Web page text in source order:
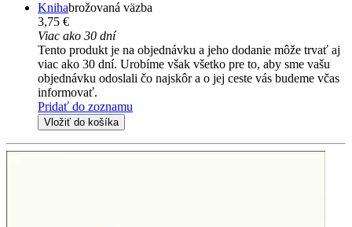
Knihabrožovaná väzba
3,75 €
Viac ako 30 dní
Tento produkt je na objednávku a jeho dodanie môže trvať aj
viac ako 30 dní. Urobíme však všetko pre to, aby sme vašu
objednávku odoslali čo najskôr a o jej ceste vás budeme včas
informovať.
Pridať do zoznamu
Vložiť do košíka